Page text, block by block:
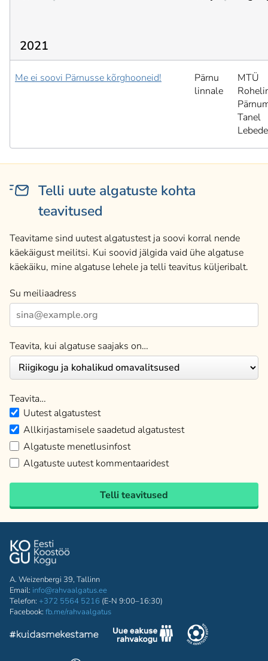
2021
Me ei soovi Pärnusse kõrghooneid!
Pärnu
linnale
MTÜ
Tanel
Telli uute algatuste kohta
teavitused
Teavitame sind uutest algatustest ja soovi korral nende
käekäigust meilitsi. Kui soovid jälgida vaid ühe algatuse
käekäiku, mine algatuse lehele ja telli teavitus küljeribalt.
Su meiliaadress
Teavita, kui algatuse saajaks on…
Teavita…
Uutest algatustest
Allkirjastamisele saadetud algatustest
Algatuste menetlusinfost
Algatuste uutest kommentaaridest
Telli teavitused
A. Weizenbergi 39, Tallinn
Email: info@rahvaalgatus.ee
Telefon: +372 5564 5216 (E-N 9:00–16:30)
Facebook: fb.me/rahvaalgatus